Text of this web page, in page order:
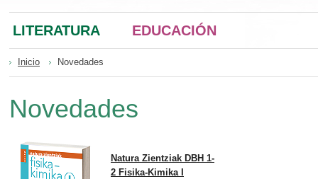
LITERATURA EDUCACIÓN
Inicio Novedades
Novedades
Natura Zientziak DBH 1-
2 Fisika-Kimika I